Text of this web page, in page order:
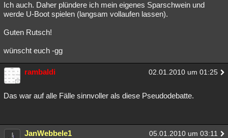
Ich auch. Daher plündere ich mein eigenes Sparschwein und
werde U-Boot spielen (langsam vollaufen lassen).
Guten Rutsch!
wünscht euch -gg
rambaldi 02.01.2010 um 01:25
Das war auf alle Fälle sinnvoller als diese Pseudodebatte.
JanWebbele1 05.01.2010 um 03:11